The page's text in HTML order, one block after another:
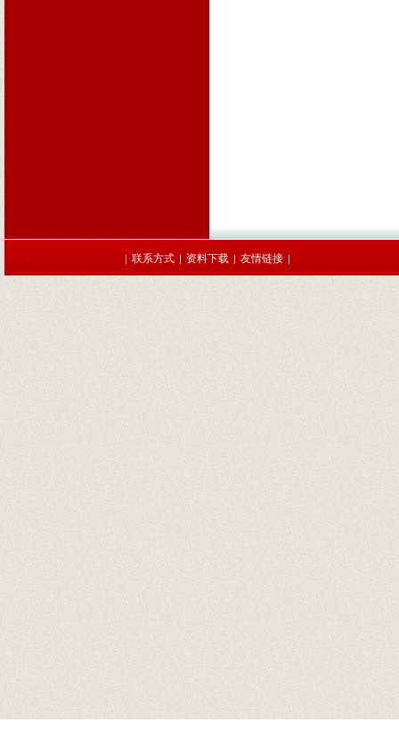
| 联系方式 | 资料下载 | 友情链接 |